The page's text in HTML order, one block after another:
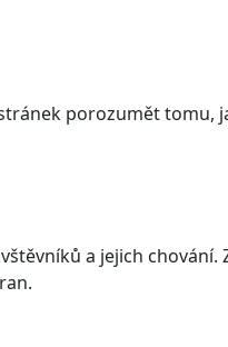
porozumět
a jejich